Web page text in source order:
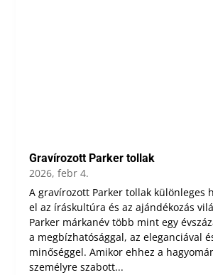
Gravírozott Parker tollak
2026, febr 4.
A gravírozott Parker tollak különleges
el az íráskultúra és az ajándékozás
Parker márkanév több mint egy
a megbízhatósággal, az eleganciával
minőséggel. Amikor ehhez a
személyre szabott...